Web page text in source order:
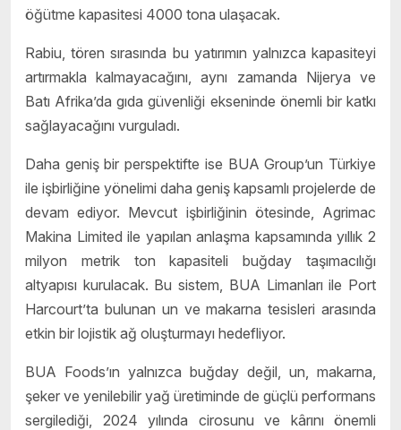
öğütme kapasitesi 4000 tona ulaşacak.
Rabiu, tören sırasında bu yatırımın yalnızca kapasiteyi
artırmakla kalmayacağını, aynı zamanda Nijerya ve
Batı Afrika’da gıda güvenliği ekseninde önemli bir katkı
sağlayacağını vurguladı.
Daha geniş bir perspektifte ise BUA Group’un Türkiye
ile işbirliğine yönelimi daha geniş kapsamlı projelerde de
devam ediyor. Mevcut işbirliğinin ötesinde, Agrimac
Makina Limited ile yapılan anlaşma kapsamında yıllık 2
milyon metrik ton kapasiteli buğday taşımacılığı
altyapısı kurulacak. Bu sistem, BUA Limanları ile Port
Harcourt’ta bulunan un ve makarna tesisleri arasında
etkin bir lojistik ağ oluşturmayı hedefliyor.
BUA Foods’ın yalnızca buğday değil, un, makarna,
şeker ve yenilebilir yağ üretiminde de güçlü performans
sergilediği, 2024 yılında cirosunu ve kârını önemli